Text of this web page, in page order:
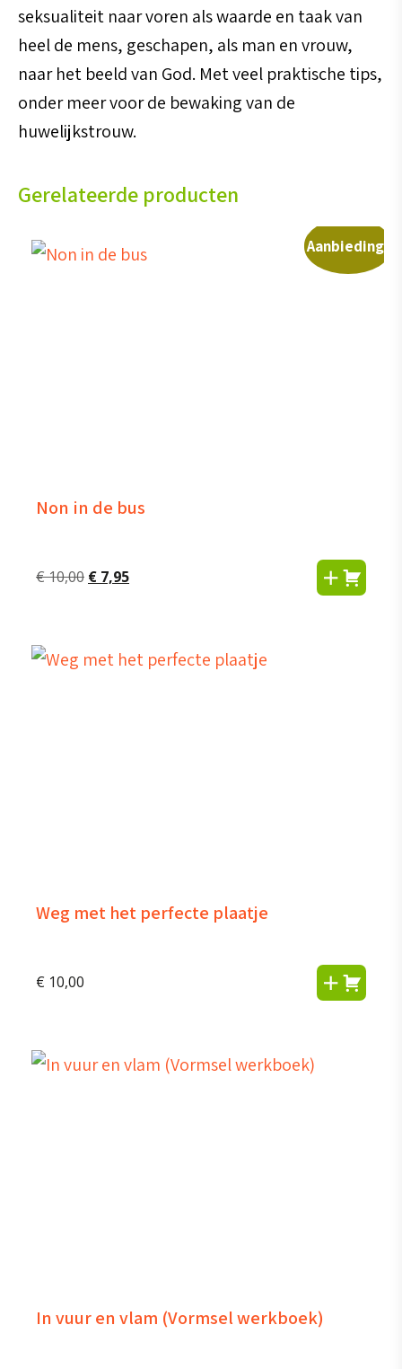
seksualiteit naar voren als waarde en taak van
heel de mens, geschapen, als man en vrouw,
naar het beeld van God. Met veel praktische tips,
onder meer voor de bewaking van de
huwelijkstrouw.
Gerelateerde producten
Aanbieding!
Non in de bus
€10,00 Oorspronkelijke
€ 7,95Huidige
Weg met het perfecte plaatje
€ 10,00
In vuur en vlam (Vormsel werkboek)